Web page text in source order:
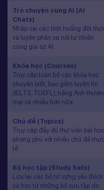
Trò chuyện cùng AI (AI
Chats)
Nhập vai các tình huống đời
và luyện phản xạ nói tự nhiên
cùng gia sư AI.
Khóa học (Courses)
Truy cập toàn bộ các khóa học
chuyên biệt, bao gồm luyện thi
(IELTS, TOEFL), tiếng Anh
mại và nhiều hơn nữa.
Chủ đề (Topics)
Truy cập đầy đủ thư viện bài học
phong phú với nhiều chủ đề thực
tế.
Bộ học tập (Study Sets)
Lưu lại các bộ từ vựng yêu thích
và học từ những bộ sưu tập do